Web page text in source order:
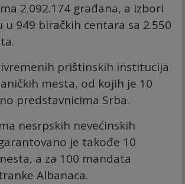
2.092.174 građana, a izbori
949 biračkih centara sa 2.550
prištinskih institucija
mesta, od kojih je 10
predstavnicima Srba.
nesrpskih nevećinskih
je takođe 10
a za 100 mandata
Albanaca.